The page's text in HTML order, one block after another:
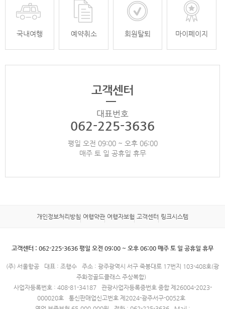
국내여행 예약취소 회원탈퇴 마이페이지
고객센터
대표번호
062-225-3636
평일 오전 09:00 ~ 오후 06:00
매주 토 일 공휴일 휴무
개인정보처리방침 여행약관 여행자보험 고객센터 링크시스템
고객센터 : 062-225-3636 평일 오전 09:00 ~ 오후 06:00 매주 토 일 공휴일 휴무
(주) 서울항공 대표 : 조행수
주소 : 광주광역시 서구 죽봉대로 17번지 103-408호(광
주화정골드클래스 주상복합)
사업자등록번호 : 408-81-34187
관광사업자등록증번호 종합 제26004-2023-
000020호
통신판매업신고번호 제2024-광주서구-0052호